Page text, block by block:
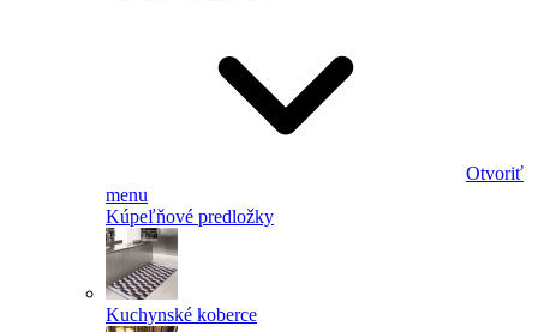
Otvoriť
menu
Kúpeľňové predložky
Kuchynské koberce